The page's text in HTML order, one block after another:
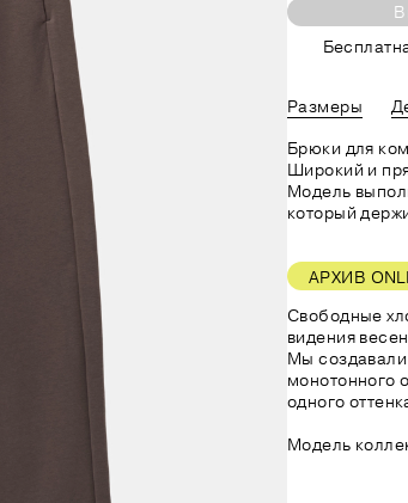
Размеры
Брюки для
Широкий и
Модель
который
АРХИВ
Свободные
видения
Мы создавали
монотонного
одного
Модель